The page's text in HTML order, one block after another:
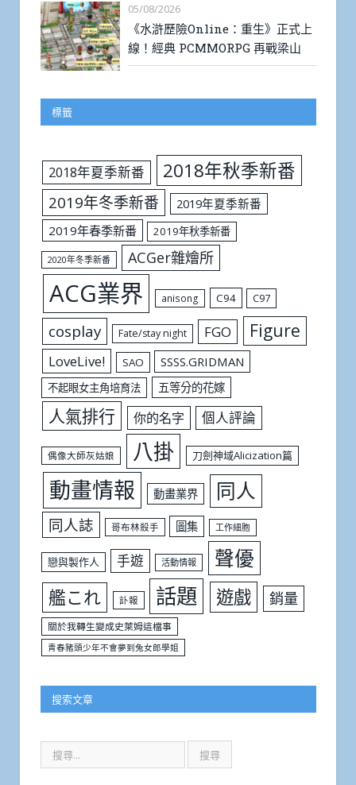
05/08/2026
《水滸歷險Online：重生》正式上
線！經典 PCMMORPG 再戰梁山
標籤
2018年夏季新番 2018年秋季新番
2019年冬季新番
2019年夏季新番
2019年春季新番
2019年秋季新番
2020年冬季新番 ACGer雜燴所
ACG業界 anisong C94 C97
cosplay Fate/stay night FGO Figure
LoveLive! SAO SSSS.GRIDMAN
不起眼女主角培育法 五等分的花嫁
人氣排行 你的名字 個人評論
偶像大師灰姑娘 八掛 刀劍神域Alicization篇
動畫情報 動畫業界 同人
同人誌 哥布林殺手 圖集 工作細胞
戀與製作人 手遊 活動情報 聲優
艦これ 訃報 話題 遊戲 銷量
關於我轉生變成史萊姆這檔事
青春豬頭少年不會夢到兔女郎學姐
搜索文章